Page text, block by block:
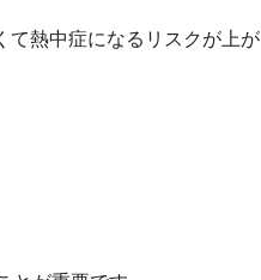
て熱中症になるリスクが上が